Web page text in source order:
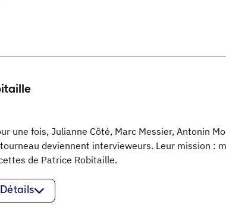
une fois, Julianne Côté, Marc Messier, Antonin
deviennent intervieweurs. Leur mission :
de Patrice Robitaille.
Détails